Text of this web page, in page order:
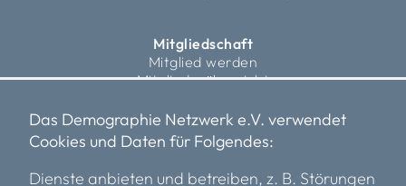
Mitgliedschaft
Mitglied werden
Mitgliederübersicht
Über uns
Vorstand
Das Demographie Netzwerk e.V. verwendet
Cookies und Daten für Folgendes:
Dienste anbieten und betreiben, z. B. Störungen